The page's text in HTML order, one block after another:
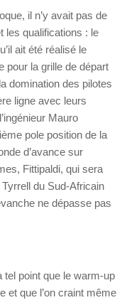
il n’y avait pas de
les qualifications : le
ait été réalisé le
pour la grille de départ
domination des pilotes
ligne avec leurs
Mauro
pole position de la
d’avance sur
Fittipaldi, qui sera
du Sud-Africain
ne dépasse pas
tel point que le warm-up
et que l’on craint même